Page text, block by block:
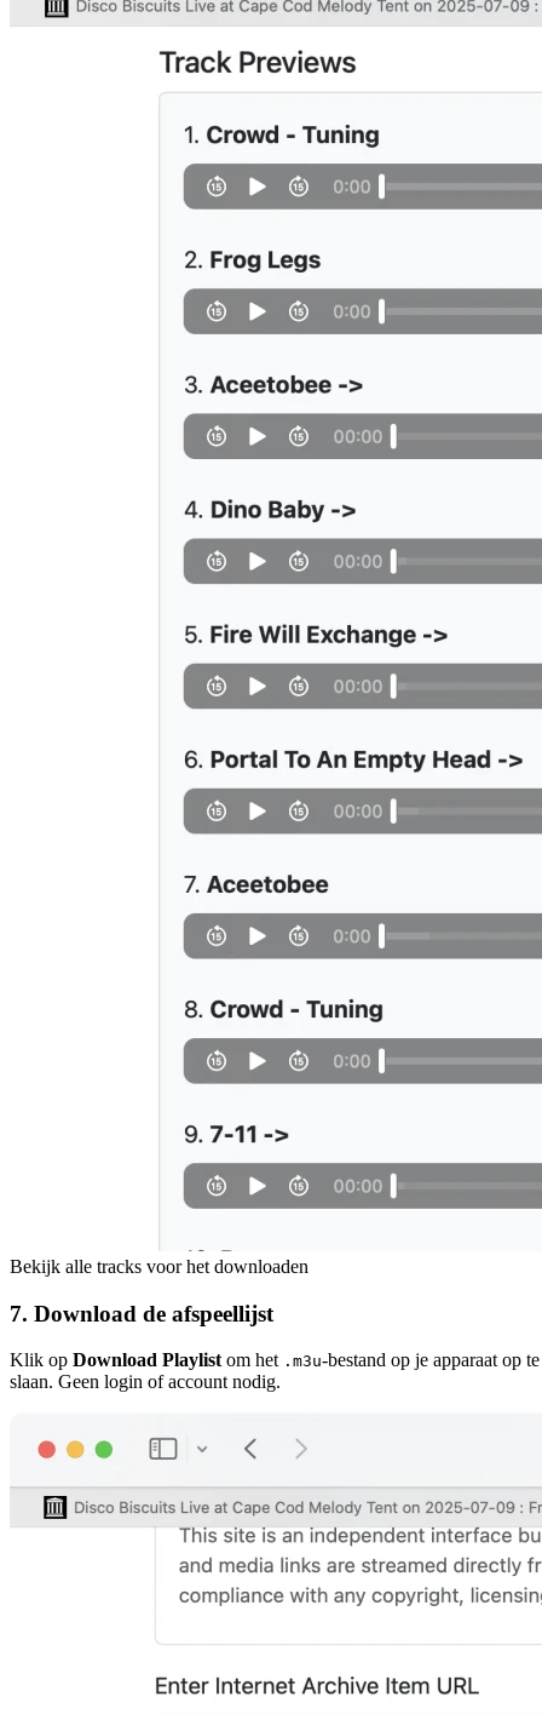
Bekijk alle tracks voor het downloaden
7. Download de afspeellijst
Klik op Download Playlist om het .m3u-bestand op je apparaat op te
slaan. Geen login of account nodig.